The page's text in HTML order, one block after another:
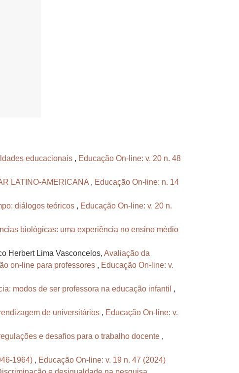
educacionais , Educação On-line: v. 20 n. 48
LATINO-AMERICANA , Educação On-line: n. 14
diálogos teóricos , Educação On-line: v. 20 n.
biológicas: uma experiência no ensino médio
Herbert Lima Vasconcelos, Avaliação da
on-line para professores , Educação On-line: v.
modos de ser professora na educação infantil ,
de universitários , Educação On-line: v.
e desafios para o trabalho docente ,
1964) , Educação On-line: v. 19 n. 47 (2024)